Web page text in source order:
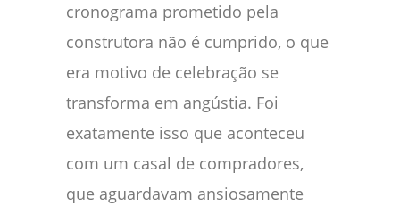
cronograma prometido pela
construtora não é cumprido, o que
era motivo de celebração se
transforma em angústia. Foi
exatamente isso que aconteceu
com um casal de compradores,
que aguardavam ansiosamente